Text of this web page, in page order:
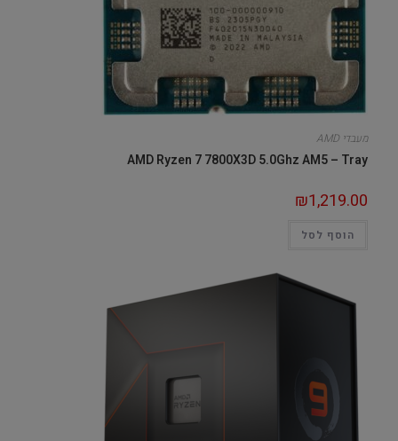
מעבדי AMD
AMD Ryzen 7 7800X3D 5.0Ghz AM5 – Tray
₪1,219.00
הוסף לסל